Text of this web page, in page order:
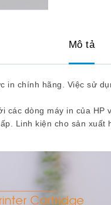
Mô tả
chính hãng. Việc sử
dòng máy in của HP
Linh kiện cho sản